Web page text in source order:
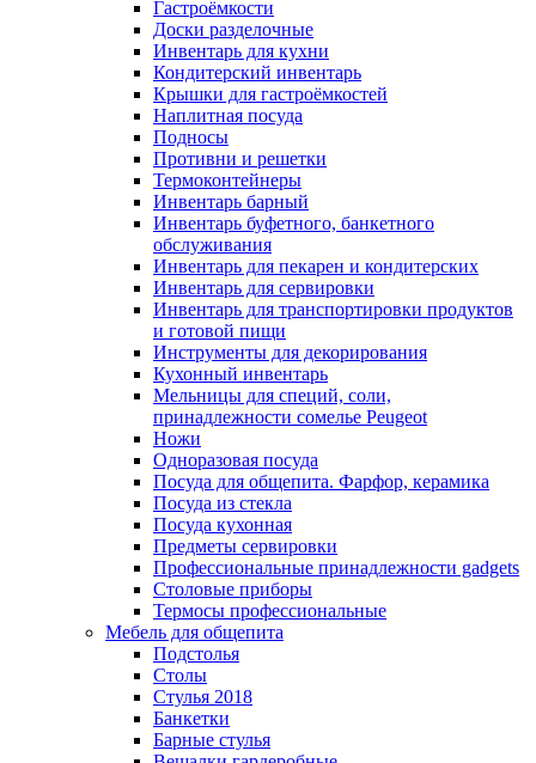
Гастроёмкости
Доски разделочные
Инвентарь для кухни
Кондитерский инвентарь
Крышки для гастроёмкостей
Наплитная посуда
Подносы
Противни и решетки
Термоконтейнеры
Инвентарь барный
Инвентарь буфетного, банкетного
обслуживания
Инвентарь для пекарен и кондитерских
Инвентарь для сервировки
Инвентарь для транспортировки продуктов
и готовой пищи
Инструменты для декорирования
Кухонный инвентарь
Мельницы для специй, соли,
принадлежности сомелье Peugeot
Ножи
Одноразовая посуда
Посуда для общепита. Фарфор, керамика
Посуда из стекла
Посуда кухонная
Предметы сервировки
Профессиональные принадлежности gadgets
Столовые приборы
Термосы профессиональные
Мебель для общепита
Подстолья
Столы
Стулья 2018
Банкетки
Барные стулья